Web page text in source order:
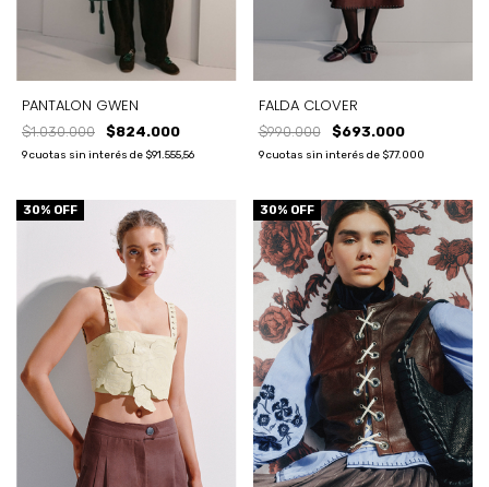
PANTALON GWEN
$1.030.000 $824.000
9cuotas sin interés de $91.555,56
FALDA CLOVER
$990.000 $693.000
9 cuotas sin interés de $77.000
30% OFF 30% OFF